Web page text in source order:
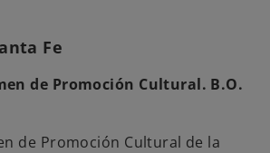
Fe
de Promoción Cultural. B.O.
de Promoción Cultural de la